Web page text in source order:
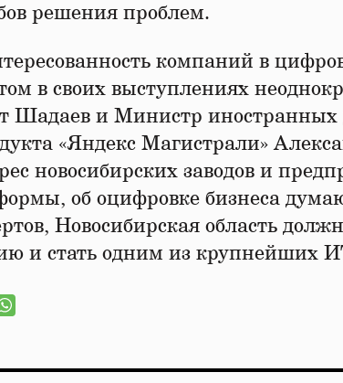
решения проблем.
компаний в
в своих выступлениях
Шадаев и Министр
«Яндекс Магистрали»
новосибирских заводов и
об оцифровке бизнеса
Новосибирская область
и стать одним из крупнейших